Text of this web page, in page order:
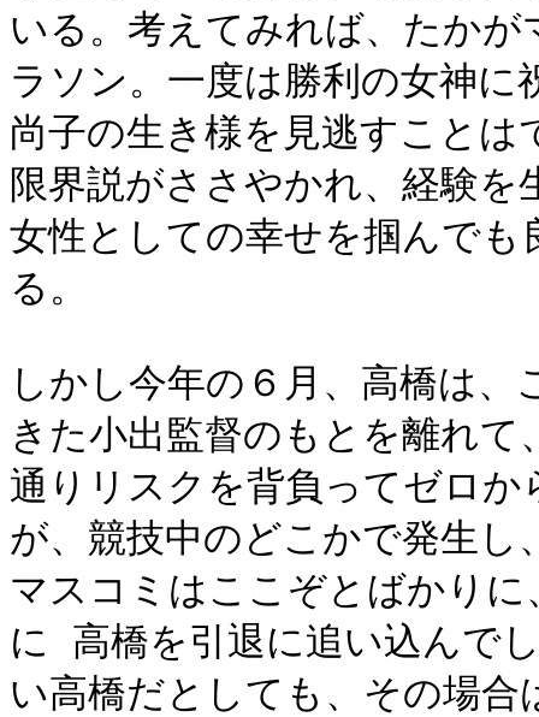
いる。考えてみれば、たか
ラソン。一度は勝利の女神
尚子の生き様を見逃すこと
限界説がささやかれ、経験
女性としての幸せを掴んで
る。
しかし今年の６月、高橋は
きた小出監督のもとを離れ
通りリスクを背負ってゼロ
が、競技中のどこかで発生
マスコミはここぞとばかり
に 高橋を引退に追い込んで
い高橋だとしても、その場